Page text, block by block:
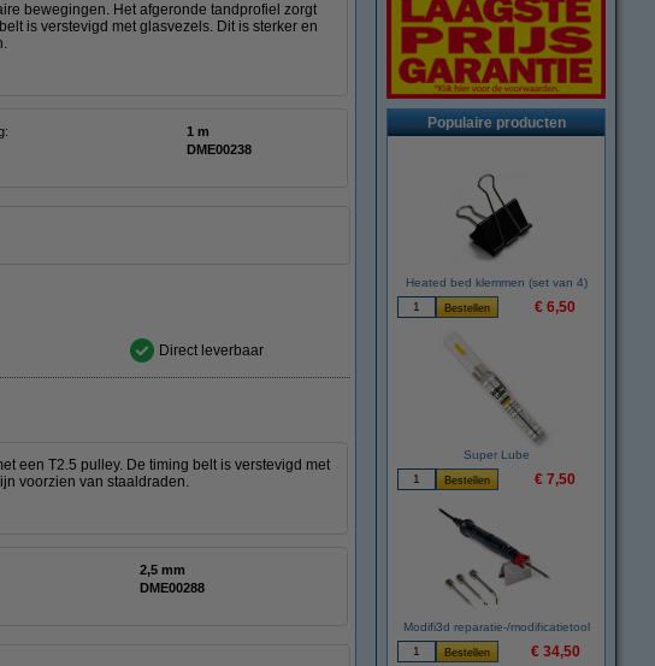
bewegingen. Het afgeronde tandprofiel zorgt
is verstevigd met glasvezels. Dit is sterker en
1 m
DME00238
Direct leverbaar
een T2.5 pulley. De timing belt is verstevigd met
voorzien van staaldraden.
2,5 mm
DME00288
Populaire producten
Heated bed klemmen (set van 4)
€ 6,50
Super Lube
€ 7,50
Modifi3d reparatie-/modificatietool
€ 34,50